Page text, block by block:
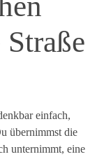
einfach,
übernimmst die
unternimmt, eine